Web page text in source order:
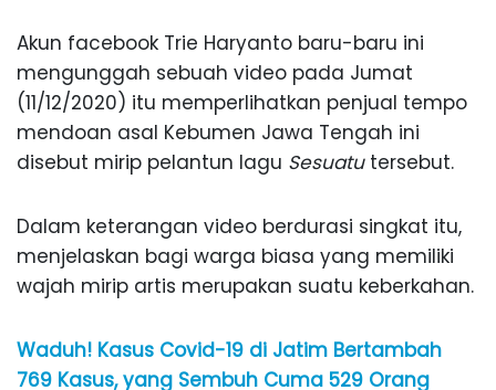
Akun facebook Trie Haryanto baru-baru ini
mengunggah sebuah video pada Jumat
(11/12/2020) itu memperlihatkan penjual tempo
mendoan asal Kebumen Jawa Tengah ini
disebut mirip pelantun lagu Sesuatutersebut.
Dalam keterangan video berdurasi singkat itu,
menjelaskan bagi warga biasa yang memiliki
wajah mirip artis merupakan suatu keberkahan.
Waduh! Kasus Covid-19 di Jatim Bertambah
769 Kasus, yang Sembuh Cuma 529 Orang